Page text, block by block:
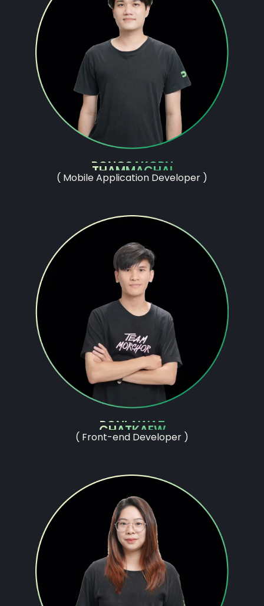
PONGSAKORN
THAMMACHAI
( Mobile Application Developer )
PONLAWAT
CHATKAEW
( Front-end Developer )